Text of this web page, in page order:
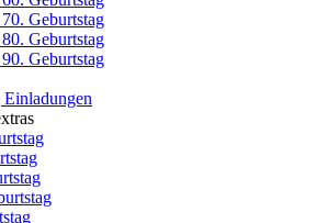
Geburtstag
Geburtstag
Geburtstag